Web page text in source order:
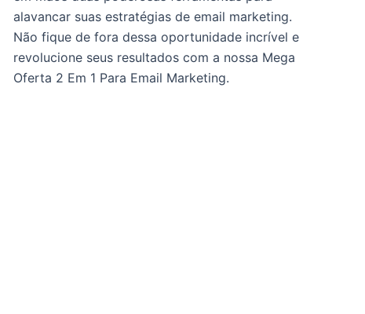
alavancar suas estratégias de email marketing.
Não fique de fora dessa oportunidade incrível e
revolucione seus resultados com a nossa Mega
Oferta 2 Em 1 Para Email Marketing.